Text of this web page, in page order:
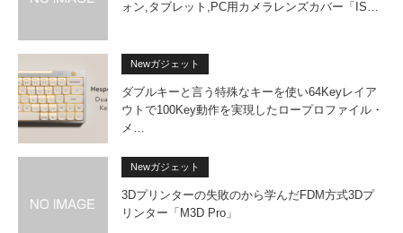
ォン,タブレット,PC用カメラレンズカバー「IS…
Newガジェット
ダブルキーと言う特殊なキーを使い64Keyレイア
ウトで100Key動作を実現したロープロファイル・
メ…
Newガジェット
3Dプリンターの失敗のから学んだFDM方式3Dプ
リンター「M3D Pro」